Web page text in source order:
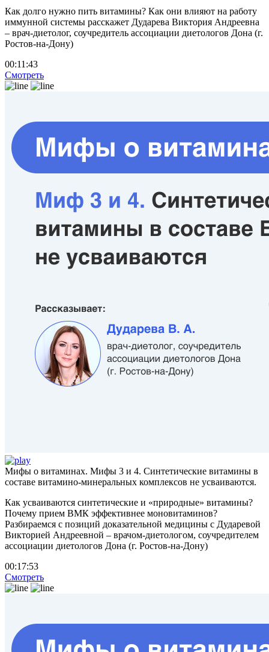
Как долго нужно пить витамины? Как они влияют на работу
иммунной системы расскажет Дударева Виктория Андреевна
– врач-диетолог, соучредитель ассоциации диетологов Дона (г.
Ростов-на-Дону)
00:11:43
Смотреть
Мифы о витаминах. Мифы 3 и 4. Синтетические витамины в
составе витамино-минеральных комплексов не усваиваются.
Как усваиваются синтетические и «природные» витамины?
Почему прием ВМК эффективнее моновитаминов?
Разбираемся с позиций доказательной медицины с Дударевой
Викторией Андреевной – врачом-диетологом, соучредителем
ассоциации диетологов Дона (г. Ростов-на-Дону)
00:17:53
Смотреть